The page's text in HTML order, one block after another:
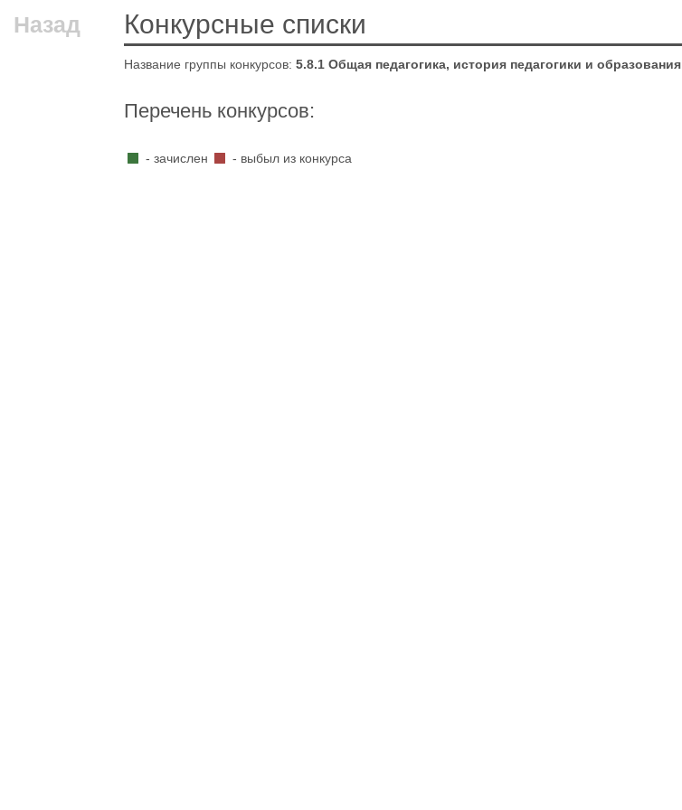
Назад Конкурсные списки
Название группы конкурсов: 5.8.1 Общая педагогика, история педагогики и образования
Перечень конкурсов:
- зачислен - выбыл из конкурса